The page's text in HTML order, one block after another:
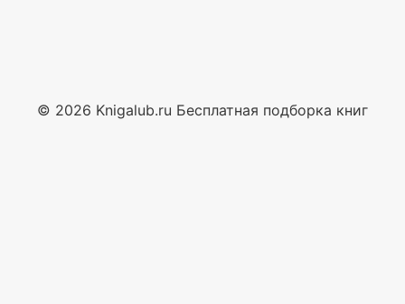
© 2026 Knigalub.ru Бесплатная подборка книг